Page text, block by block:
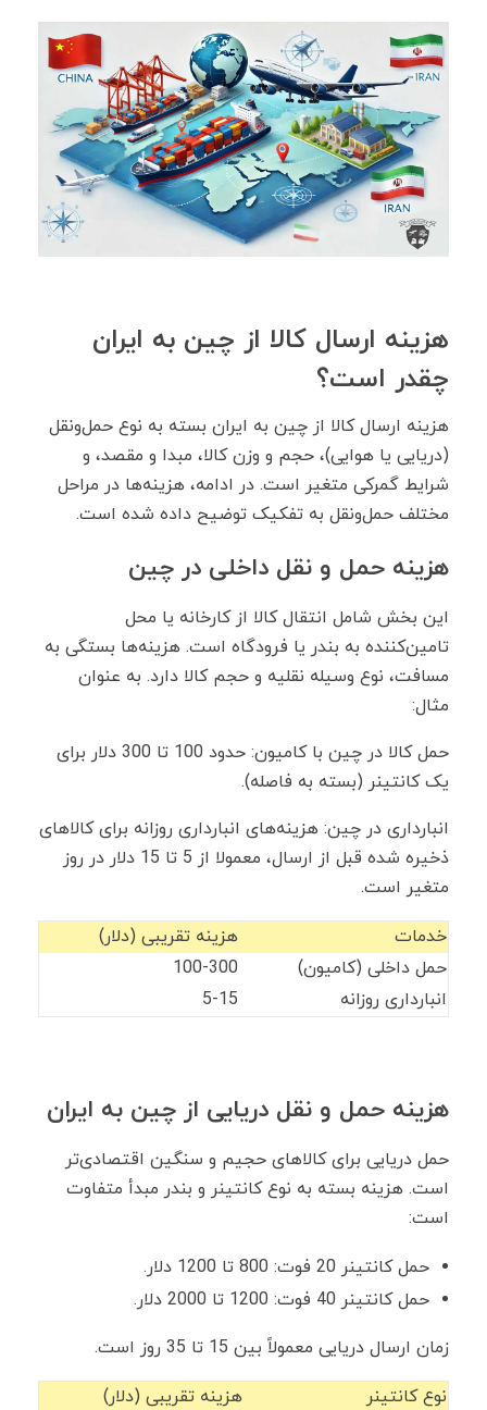
هزینه ارسال کالا از چین به ایران
چقدر است؟
هزینه ارسال کالا از چین به ایران بسته به نوع حمل‌ونقل
(دریایی یا هوایی)، حجم و وزن کالا، مبدا و مقصد، و
شرایط گمرکی متغیر است. در ادامه، هزینه‌ها در مراحل
مختلف حمل‌ونقل به تفکیک توضیح داده شده است.
هزینه حمل و نقل داخلی در چین
این بخش شامل انتقال کالا از کارخانه یا محل
تامین‌کننده به بندر یا فرودگاه است. هزینه‌ها بستگی به
مسافت، نوع وسیله نقلیه و حجم کالا دارد. به عنوان
مثال:
حمل کالا در چین با کامیون: حدود 100 تا 300 دلار برای
یک کانتینر (بسته به فاصله).
انبارداری در چین: هزینه‌های انبارداری روزانه برای کالاهای
ذخیره ‌شده قبل از ارسال، معمولا از 5 تا 15 دلار در روز
متغیر است.
خدمات
هزینه تقریبی (دلار)
حمل داخلی (کامیون)
100-300
انبارداری روزانه
5-15
هزینه حمل ‌و نقل دریایی از چین به ایران
حمل دریایی برای کالاهای حجیم و سنگین اقتصادی‌تر
است. هزینه بسته به نوع کانتینر و بندر مبدأ متفاوت
است:
حمل کانتینر 20 فوت: 800 تا 1200 دلار.
حمل کانتینر 40 فوت: 1200 تا 2000 دلار.
زمان ارسال دریایی معمولاً بین 15 تا 35 روز است.
نوع کانتینر
هزینه تقریبی (دلار)